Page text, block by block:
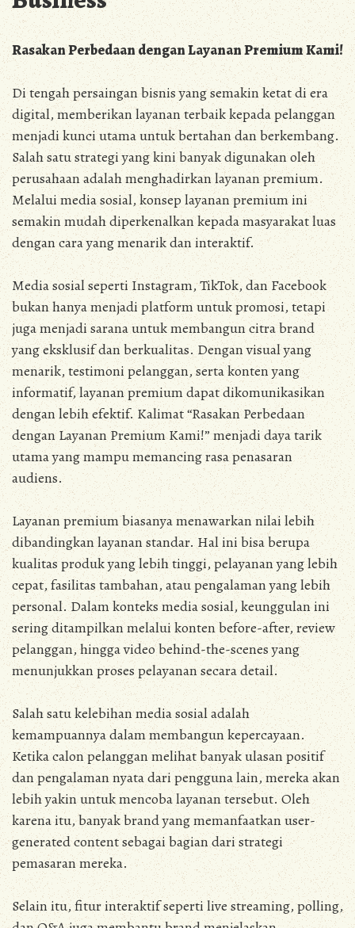
Rasakan Perbedaan dengan Layanan Premium Kami!
Di tengah persaingan bisnis yang semakin ketat di era
digital, memberikan layanan terbaik kepada pelanggan
menjadi kunci utama untuk bertahan dan berkembang.
Salah satu strategi yang kini banyak digunakan oleh
perusahaan adalah menghadirkan layanan premium.
Melalui media sosial, konsep layanan premium ini
semakin mudah diperkenalkan kepada masyarakat luas
dengan cara yang menarik dan interaktif.
Media sosial seperti Instagram, TikTok, dan Facebook
bukan hanya menjadi platform untuk promosi, tetapi
juga menjadi sarana untuk membangun citra brand
yang eksklusif dan berkualitas. Dengan visual yang
menarik, testimoni pelanggan, serta konten yang
informatif, layanan premium dapat dikomunikasikan
dengan lebih efektif. Kalimat “Rasakan Perbedaan
dengan Layanan Premium Kami!” menjadi daya tarik
utama yang mampu memancing rasa penasaran
audiens.
Layanan premium biasanya menawarkan nilai lebih
dibandingkan layanan standar. Hal ini bisa berupa
kualitas produk yang lebih tinggi, pelayanan yang lebih
cepat, fasilitas tambahan, atau pengalaman yang lebih
personal. Dalam konteks media sosial, keunggulan ini
sering ditampilkan melalui konten before-after, review
pelanggan, hingga video behind-the-scenes yang
menunjukkan proses pelayanan secara detail.
Salah satu kelebihan media sosial adalah
kemampuannya dalam membangun kepercayaan.
Ketika calon pelanggan melihat banyak ulasan positif
dan pengalaman nyata dari pengguna lain, mereka akan
lebih yakin untuk mencoba layanan tersebut. Oleh
karena itu, banyak brand yang memanfaatkan user-
generated content sebagai bagian dari strategi
pemasaran mereka.
Selain itu, fitur interaktif seperti live streaming, polling,